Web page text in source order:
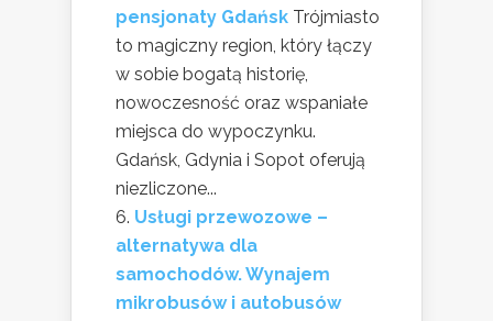
pensjonaty Gdańsk Trójmiasto
to magiczny region, który łączy
w sobie bogatą historię,
nowoczesność oraz wspaniałe
miejsca do wypoczynku.
Gdańsk, Gdynia i Sopot oferują
niezliczone...
Usługi przewozowe –
alternatywa dla
samochodów. Wynajem
mikrobusów i autobusów